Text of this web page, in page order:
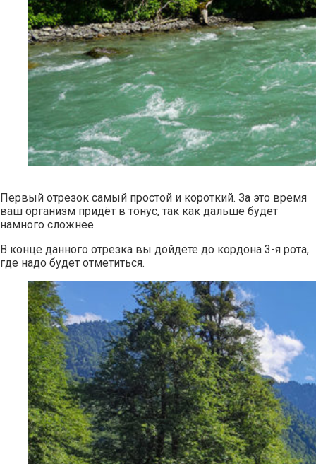
Первый отрезок самый простой и короткий. За это время
ваш организм придёт в тонус, так как дальше будет
намного сложнее.
В конце данного отрезка вы дойдёте до кордона 3-я рота,
где надо будет отметиться.